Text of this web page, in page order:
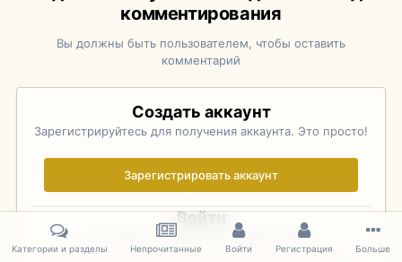
комментирования
Вы должны быть пользователем, чтобы оставить
комментарий
Создать аккаунт
Зарегистрируйтесь для получения аккаунта. Это просто!
Зарегистрировать аккаунт
Войти
Уже зарегистрированы? Войдите здесь.
Категории и разделы Непрочитанные Войти Регистрация Больше